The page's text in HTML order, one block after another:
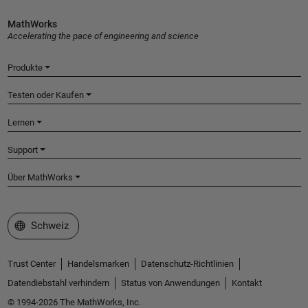
MathWorks
Accelerating the pace of engineering and science
Produkte
Testen oder Kaufen
Lernen
Support
Über MathWorks
Website auswählen
Schweiz
Trust Center Handelsmarken
Datenschutz-Richtlinien
Datendiebstahl verhindern
Status von Anwendungen
Kontakt
© 1994-2026 The MathWorks, Inc.